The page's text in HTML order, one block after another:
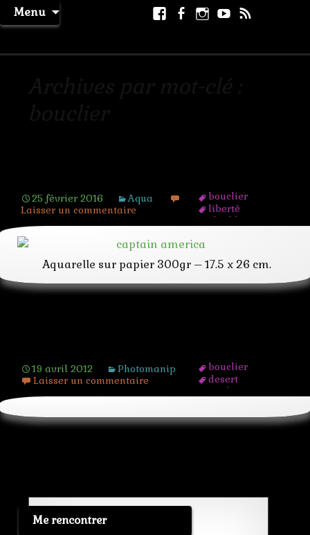
Menu
Aller
au
Facebook
Facebook
page
Instagram
Youtube
25 février 2016 Aqua
bouclier
liberté
shield
super-heros
Laisser un commentaire
Aquarelle sur papier 300gr – 17.5 x 26 cm.
19 avril 2012 Photomanip
bouclier
desert
étoile
lumiere
monde
tour
Laisser un commentaire
Me rencontrer